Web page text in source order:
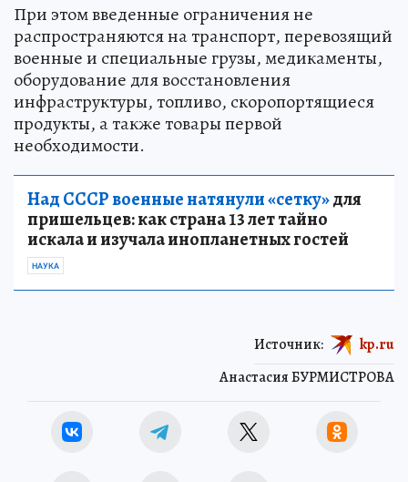
При этом введенные ограничения не
распространяются на транспорт, перевозящий
военные и специальные грузы, медикаменты,
оборудование для восстановления
инфраструктуры, топливо, скоропортящиеся
продукты, а также товары первой
необходимости.
Над СССР военные натянули «сетку»для
пришельцев: как страна 13 лет тайно
искала и изучала инопланетных гостей
НАУКА
Анастасия БУРМИСТРОВА
Источник: kp.ru